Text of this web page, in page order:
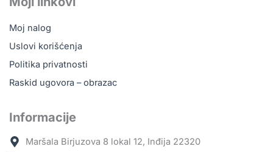
Moj nalog
Uslovi korišćenja
Politika privatnosti
Raskid ugovora – obrazac
Informacije
Maršala Birjuzova 8 lokal 12, Inđija 22320